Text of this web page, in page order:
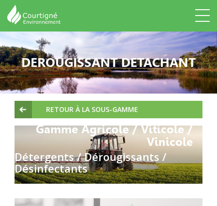
DEROUGISSANT DETACHANT
RETOUR À LA SOUS-GAMME
Gamme Agricole / Viticole /
Vinicole
Détergents / Dérougissants /
Désinfectants